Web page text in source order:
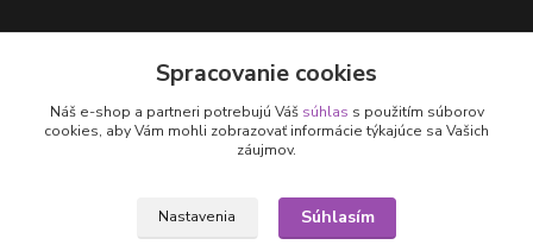
+421 905 531 251
Spracovanie cookies
Náš e-shop a partneri potrebujú Váš súhlas s použitím súborov
cookies, aby Vám mohli zobrazovať informácie týkajúce sa Vašich
záujmov.
Nastavenia Súhlasím